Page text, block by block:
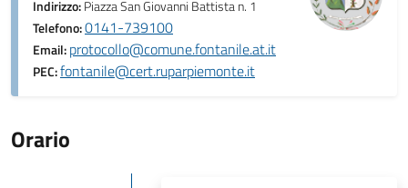
Indirizzo:Piazza San Giovanni Battista n. 1
Telefono:0141-739100
Email:protocollo@comune.fontanile.at.it
PEC:fontanile@cert.ruparpiemonte.it
Orario